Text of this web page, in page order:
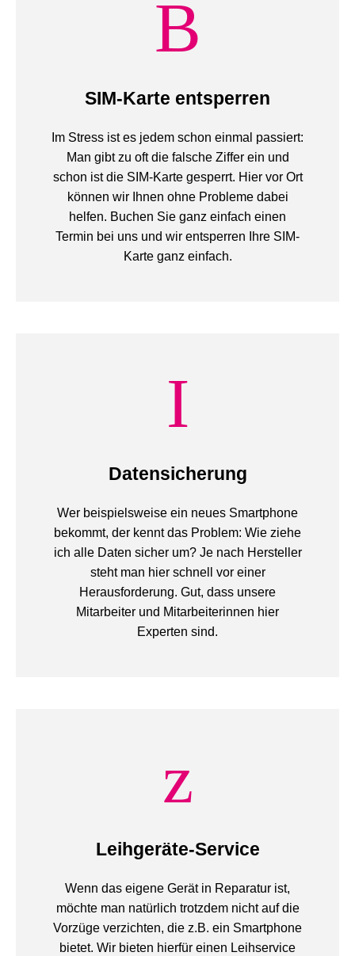
SIM-Karte entsperren
Im Stress ist es jedem schon einmal passiert:
Man gibt zu oft die falsche Ziffer ein und
schon ist die SIM-Karte gesperrt. Hier vor Ort
können wir Ihnen ohne Probleme dabei
helfen. Buchen Sie ganz einfach einen
Termin bei uns und wir entsperren Ihre SIM-
Karte ganz einfach.
Datensicherung
Wer beispielsweise ein neues Smartphone
bekommt, der kennt das Problem: Wie ziehe
ich alle Daten sicher um? Je nach Hersteller
steht man hier schnell vor einer
Herausforderung. Gut, dass unsere
Mitarbeiter und Mitarbeiterinnen hier
Experten sind.
Leihgeräte-Service
Wenn das eigene Gerät in Reparatur ist,
möchte man natürlich trotzdem nicht auf die
Vorzüge verzichten, die z.B. ein Smartphone
bietet. Wir bieten hierfür einen Leihservice